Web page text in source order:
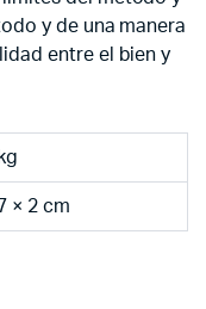
y de una manera
entre el bien y
× 2 cm